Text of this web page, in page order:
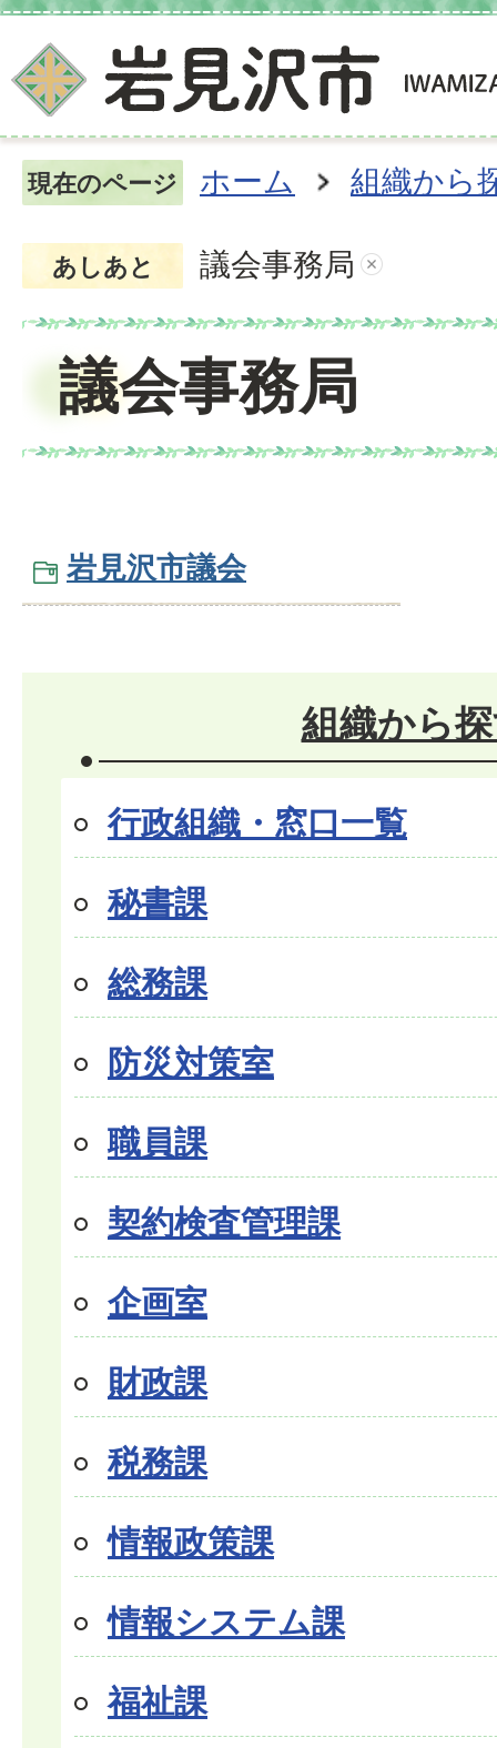
現在のページ ホーム 組織から
あしあと 議会事務局
議会事務局
岩見沢市議会
組織から
行政組織・窓口一覧
秘書課
総務課
防災対策室
職員課
契約検査管理課
企画室
財政課
税務課
情報政策課
情報システム課
福祉課